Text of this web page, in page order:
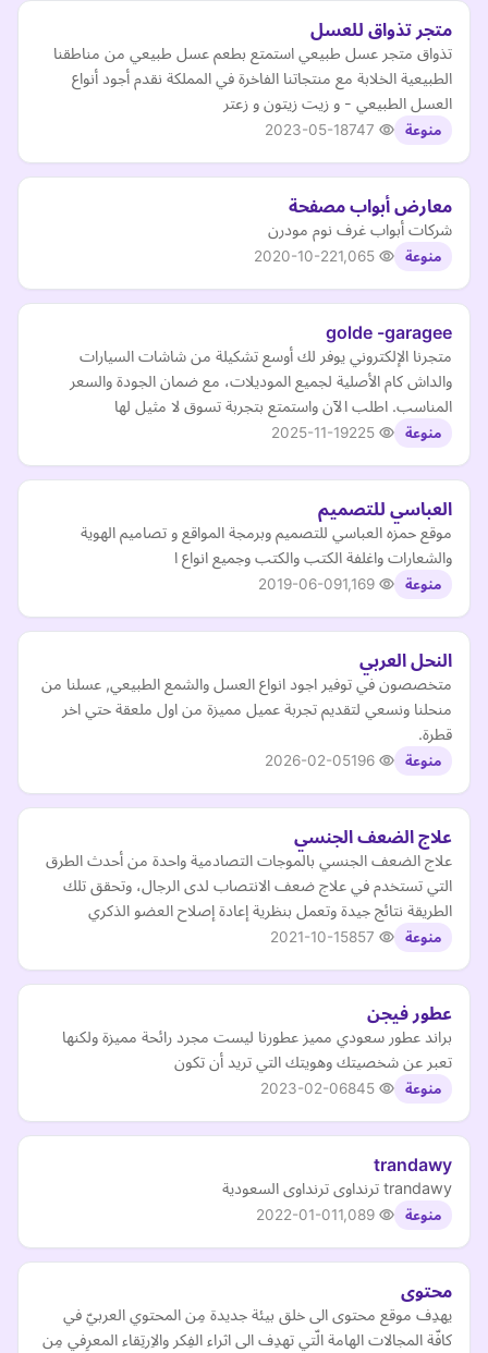
متجر تذواق للعسل
تذواق متجر عسل طبيعي استمتع بطعم عسل طبيعي من مناطقنا
الطبيعية الخلابة مع منتجاتنا الفاخرة في المملكة نقدم أجود أنواع
العسل الطبيعي - و زيت زيتون و زعتر
منوعة 2023-05-18
معارض أبواب مصفحة
شركات أبواب غرف نوم مودرن
منوعة 2020-10-22
golde -garagee
متجرنا الإلكتروني يوفر لك أوسع تشكيلة من شاشات السيارات
والداش كام الأصلية لجميع الموديلات، مع ضمان الجودة والسعر
المناسب. اطلب الآن واستمتع بتجربة تسوق لا مثيل لها
منوعة 2025-11-19
العباسي للتصميم
موقع حمزه العباسي للتصميم وبرمجة المواقع و تصاميم الهوية
والشعارات واغلفة الكتب والكتب وجميع انواع ا
منوعة 2019-06-09
النحل العربي
متخصصون في توفير اجود انواع العسل والشمع الطبيعي, عسلنا من
منحلنا ونسعي لتقديم تجربة عميل مميزة من اول ملعقة حتي اخر
قطرة.
منوعة 2026-02-05
علاج الضعف الجنسي
علاج الضعف الجنسي بالموجات التصادمية واحدة من أحدث الطرق
التي تستخدم في علاج ضعف الانتصاب لدى الرجال، وتحقق تلك
الطريقة نتائج جيدة وتعمل بنظرية إعادة إصلاح العضو الذكري
منوعة 2021-10-15
عطور فيجن
براند عطور سعودي مميز عطورنا ليست مجرد رائحة مميزة ولكنها
تعبر عن شخصيتك وهويتك التي تريد أن تكون
منوعة 2023-02-06
trandawy
trandawy ترنداوى ترنداوى السعودية
منوعة 2022-01-01
محتوى
يهدِف موقع محتوى الى خلق بيئة جديدة مِن المحتوي العربيّ في
كافّة المجالات الهامة الّتي تهدِف الى اثراء الفِكر والاِرتِقاء المعرِفي مِن